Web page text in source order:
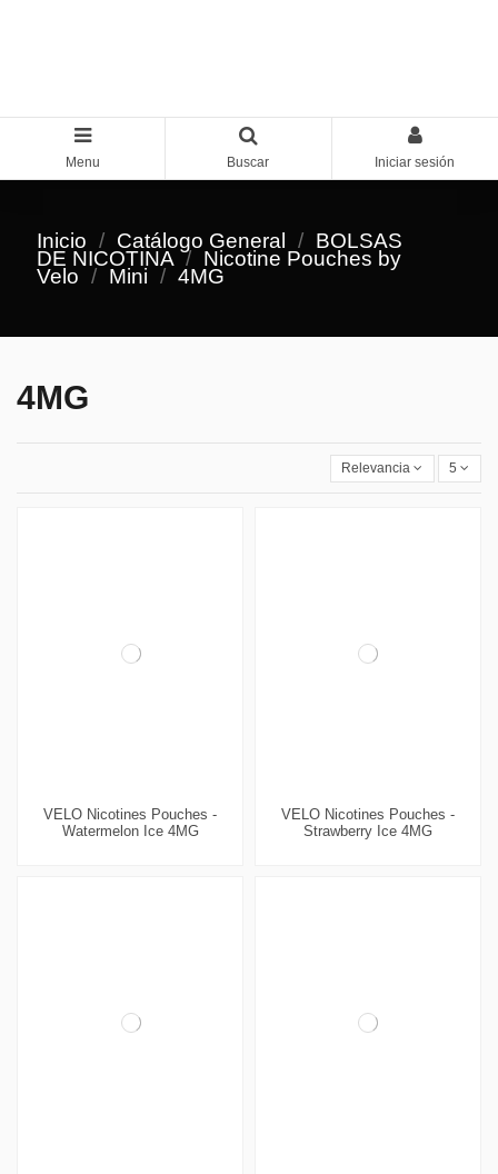
Menu Buscar Iniciar sesión
Inicio Catálogo General BOLSAS
DE NICOTINA Nicotine Pouches by
Velo Mini 4MG
4MG
Relevancia 5
VELO Nicotines Pouches -
Watermelon Ice 4MG
VELO Nicotines Pouches -
Strawberry Ice 4MG